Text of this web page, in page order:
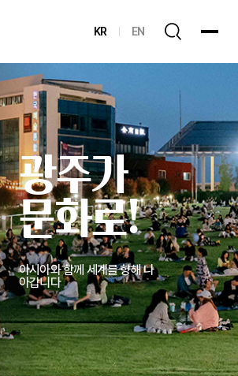
KR EN
광주가
문화로!
아시아와 함께 세계를 향해 나
아갑니다